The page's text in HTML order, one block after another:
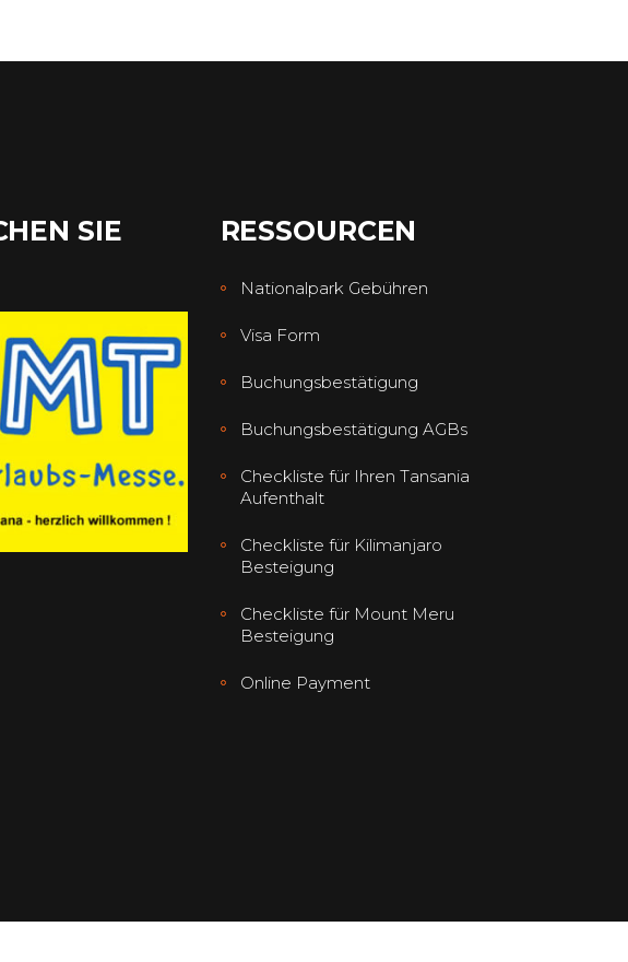
SIE
RESSOURCEN
Nationalpark Gebühren
Visa Form
Buchungsbestätigung
Buchungsbestätigung AGBs
Checkliste für Ihren Tansania
Aufenthalt
Checkliste für Kilimanjaro
Besteigung
Checkliste für Mount Meru
Besteigung
Online Payment